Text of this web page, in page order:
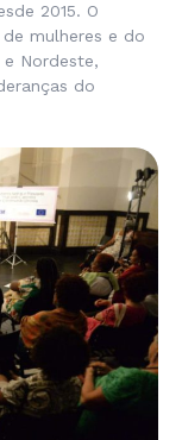
2015. O
mulheres e do
Nordeste,
do